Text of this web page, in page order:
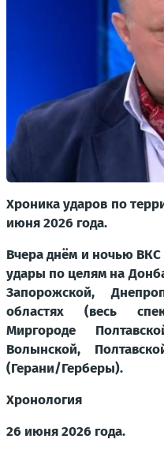
Хроника ударов по
июня 2026 года.
Вчера днём и ночью
удары по целям на
Запорожской,
областях (весь
Миргороде
Волынской,
(Герани/Герберы).
Хронология
26 июня 2026 года.